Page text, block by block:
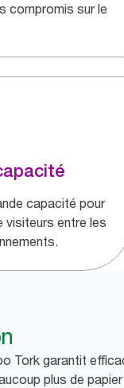
compromis sur le
capacité pour
visiteurs entre les
Tork garantit
plus de